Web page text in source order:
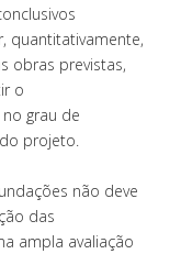
quantitativamente,
obras previstas,
o
grau de
projeto.
não deve
das
ampla avaliação